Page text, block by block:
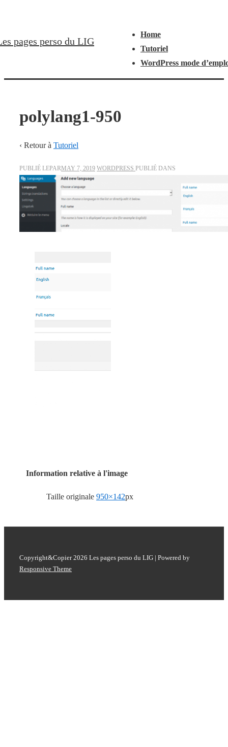
au pages perso du LIG
Home
Tutoriel
WordPress mode
polylang1-950
‹ Retour à Tutoriel
PUBLIÉ LEPARMAY 7, 2019 WORDPRESS PUBLIÉ DANS
Information relative à l'image
Taille originale 950×142px
Copyright&Copier 2026 Les pages perso du LIG | Powered by
Responsive Theme